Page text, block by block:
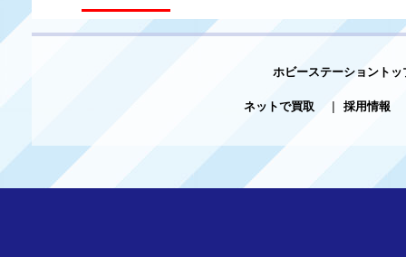
ホビーステーショントッ
ネットで買取
| 採用情報